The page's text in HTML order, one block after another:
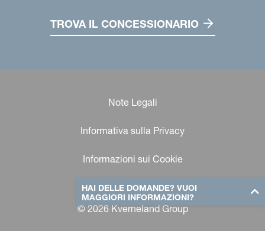
HAI DELLE DOMANDE? VUOI
MAGGIORI INFORMAZIONI?
TROVA IL CONCESSIONARIO
Note Legali
Informativa sulla Privacy
Informazioni sui Cookie
© 2026 Kverneland Group